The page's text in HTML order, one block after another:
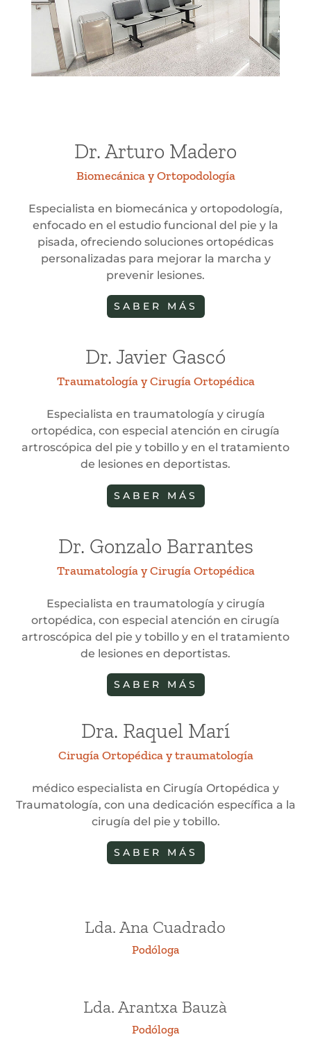
Dr. Arturo Madero
Biomecánica y Ortopodología
Especialista en biomecánica y ortopodología,
enfocado en el estudio funcional del pie y la
pisada, ofreciendo soluciones ortopédicas
personalizadas para mejorar la marcha y
prevenir lesiones.
SABER MÁS
Dr. Javier Gascó
Traumatología y Cirugía Ortopédica
Especialista en traumatología y cirugía
ortopédica, con especial atención en cirugía
artroscópica del pie y tobillo y en el tratamiento
de lesiones en deportistas.
SABER MÁS
Dr. Gonzalo Barrantes
Traumatología y Cirugía Ortopédica
Especialista en traumatología y cirugía
ortopédica, con especial atención en cirugía
artroscópica del pie y tobillo y en el tratamiento
de lesiones en deportistas.
SABER MÁS
Dra. Raquel Marí
Cirugía Ortopédica y traumatología
médico especialista en Cirugía Ortopédica y
Traumatología, con una dedicación específica a la
cirugía del pie y tobillo.
SABER MÁS
Lda. Ana Cuadrado
Podóloga
Lda. Arantxa Bauzà
Podóloga